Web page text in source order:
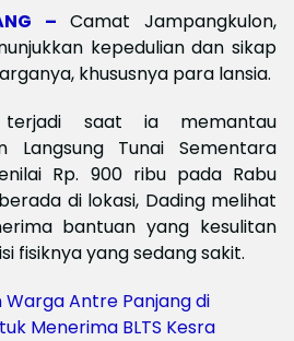
– Camat Jampangkulon,
kepedulian dan sikap
khususnya para lansia.
saat ia memantau
Langsung Tunai Sementara
Rp. 900 ribu pada Rabu
di lokasi, Dading melihat
bantuan yang kesulitan
fisiknya yang sedang sakit.
Warga Antre Panjang di
Menerima BLTS Kesra